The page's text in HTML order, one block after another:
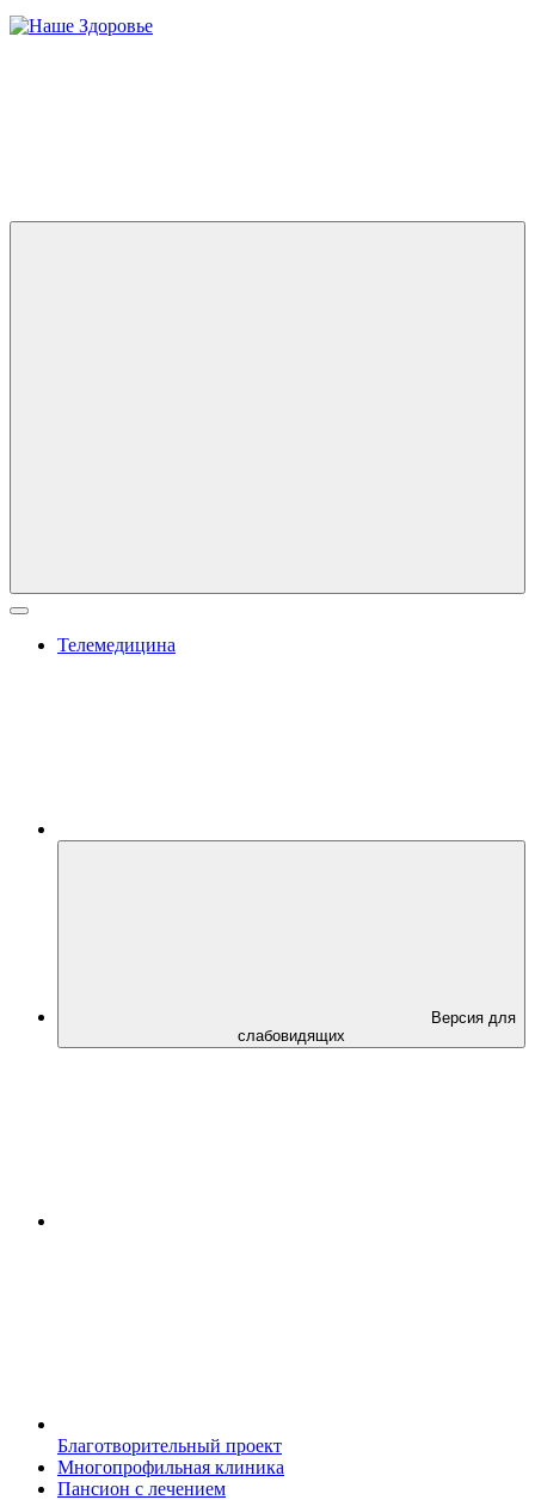
Телемедицина
Версия для
слабовидящих
Благотворительный проект
Многопрофильная клиника
Пансион с лечением